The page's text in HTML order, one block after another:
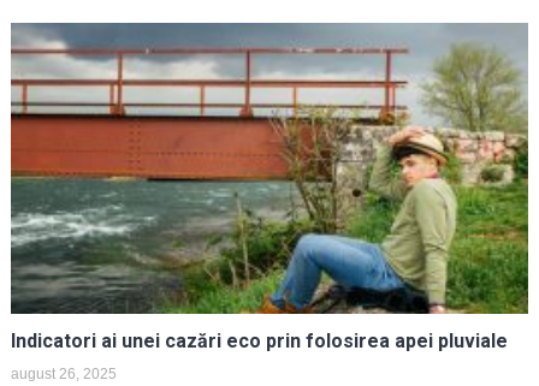
Indicatori ai unei cazări eco prin folosirea apei pluviale
august 26, 2025